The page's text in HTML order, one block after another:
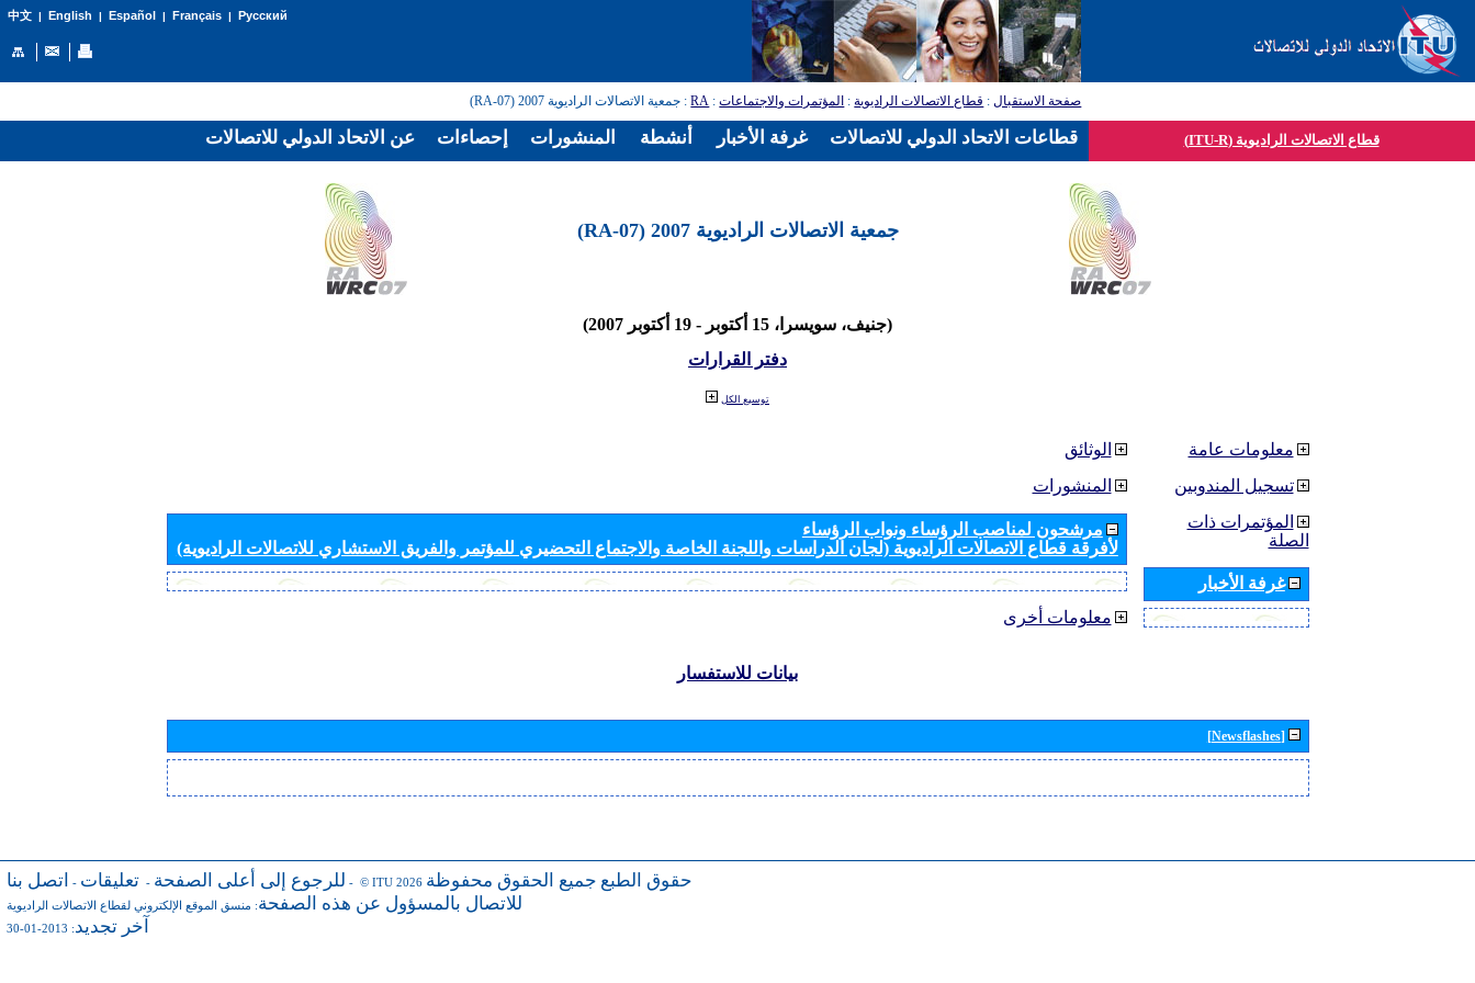
中文| English | Español | Français| Русский
صفحة الاستقبال: قطاع الاتصالات الراديوية: المؤتمرات والاجتماعات:
RA: جمعية الاتصالات الراديوية 2007 (RA-07)
قطاع الاتصالات الراديوية (ITU-R)
جمعية الاتصالات الراديوية 2007 (RA-07)
(جنيف، سويسرا، 15 أكتوبر - 19 أكتوبر 2007)
دفتر القرارات
توسيع الكل
الوثائق
المنشورات
مرشحون لمناصب الرؤساء ونواب الرؤساء
لأفرقة قطاع الاتصالات الراديوية (لجان الدراسات واللجنة الخاصة والاجتماع التحضيري للمؤتمر والفريق الاستشاري للاتصالات الراديوية)
معلومات أخرى
معلومات عامة
تسجيل المندوبين
المؤتمرات ذات
الصلة
غرفة الأخبار
بيانات للاستفسار
[Newsflashes]
للرجوع إلى أعلى الصفحة - تعليقات - اتصل بنا - © ITU 2026 حقوق الطبع جميع الحقوق محفوظة
للاتصال بالمسؤول عن هذه الصفحة: منسق الموقع الإلكتروني لقطاع الاتصالات الراديوية
آخر تجديد: 2013-01-30
عن الاتحاد الدولي للاتصالات إحصاءات المنشورات أنشطة غرفة الأخبار قطاعات الاتحاد الدولي للاتصالات